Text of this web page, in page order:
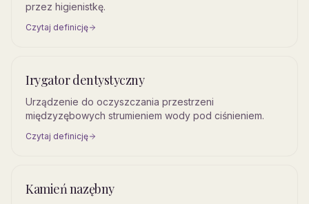
przez higienistkę.
Czytaj definicję
Irygator dentystyczny
Urządzenie do oczyszczania przestrzeni
międzyzębowych strumieniem wody pod ciśnieniem.
Czytaj definicję
Kamień nazębny